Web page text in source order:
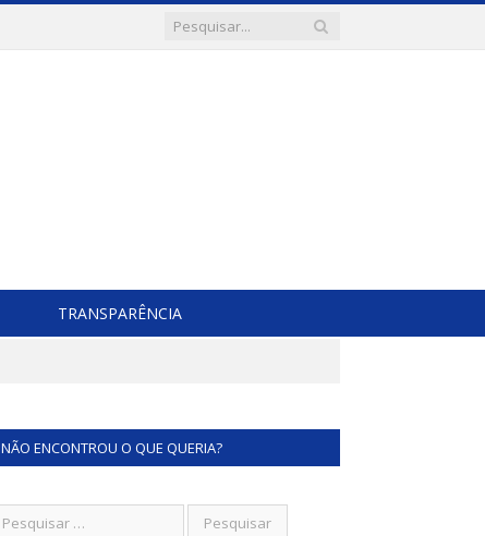
TRANSPARÊNCIA
NÃO ENCONTROU O QUE QUERIA?